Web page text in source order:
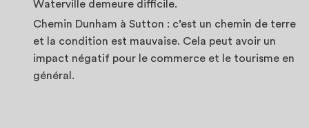
Waterville demeure difficile.
Chemin Dunham à Sutton : c’est un chemin de terre
et la condition est mauvaise. Cela peut avoir un
impact négatif pour le commerce et le tourisme en
général.